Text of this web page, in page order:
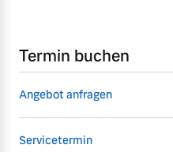
Termin buchen
Angebot anfragen
Servicetermin